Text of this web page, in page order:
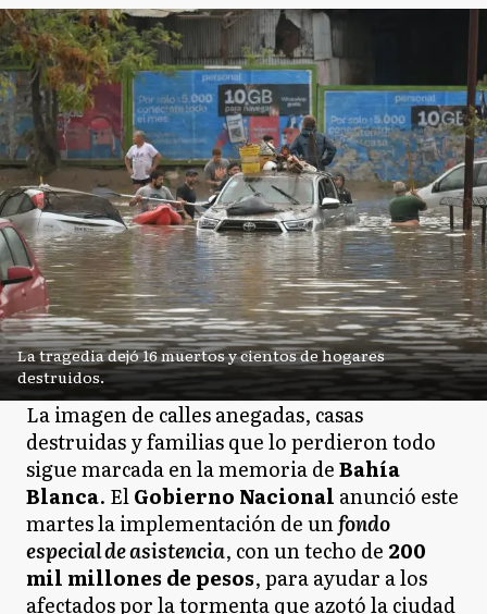
La tragedia dejó 16 muertos y cientos de hogares
destruidos.
La imagen de calles anegadas, casas
destruidas y familias que lo perdieron todo
sigue marcada en la memoria deBahía
Blanca. ElGobierno Nacional anunció este
martes la implementación de unfondo
especial de asistencia, con un techo de 200
mil millones de pesos, para ayudar a los
afectados por la tormenta que azotó la ciudad